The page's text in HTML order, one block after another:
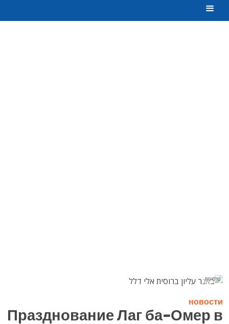
פרסומת
новости
Празднование Лаг ба-Омер в